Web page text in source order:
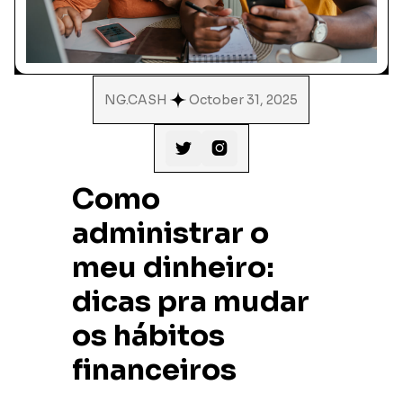
NG.CASH October 31, 2025
 
Como
administrar o
meu dinheiro:
dicas pra mudar
os hábitos
financeiros